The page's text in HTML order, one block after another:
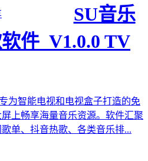
SU音乐
件_V1.0.0 TV
为智能电视和电视盒子打造的免
上畅享海量音乐资源。软件汇聚
单、抖音热歌、各类音乐排...